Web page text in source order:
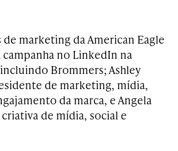
marketing da American Eagle
no LinkedIn na
Brommers; Ashley
de marketing, mídia,
da marca, e Angela
de mídia, social e